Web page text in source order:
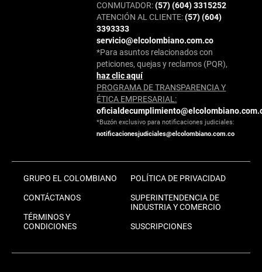
CONMUTADOR:(57) (604) 3315252
ATENCIÓN AL CLIENTE:(57) (604)
3393333
servicio@elcolombiano.com.co
*Para asuntos relacionados con
peticiones, quejas y reclamos (PQR),
haz clic aquí
PROGRAMA DE TRANSPARENCIA Y
ÉTICA EMPRESARIAL:
*Buzón exclusivo para notificaciones judiciales:
notificacionesjudiciales@elcolombiano.com.co
GRUPO EL COLOMBIANO
CONTÁCTANOS
TÉRMINOS Y
CONDICIONES
POLÍTICA DE PRIVACIDAD
SUPERINTENDENCIA DE
INDUSTRIA Y COMERCIO
SUSCRIPCIONES